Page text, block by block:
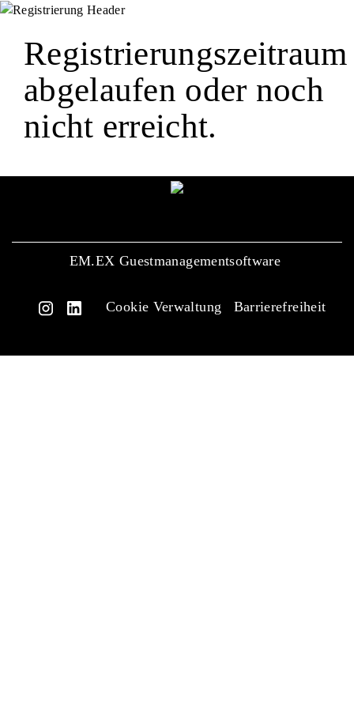
Registrierungszeitraum
abgelaufen oder noch
nicht erreicht.
EM.EX Guestmanagementsoftware
Cookie Verwaltung Barrierefreiheit